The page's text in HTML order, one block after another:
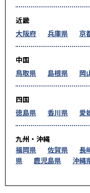
近畿
大阪府
兵庫県 京
中国
鳥取県
島根県 岡
四国
徳島県
香川県 愛
九州・沖縄
福岡県
佐賀県 長
県
鹿児島県 沖縄